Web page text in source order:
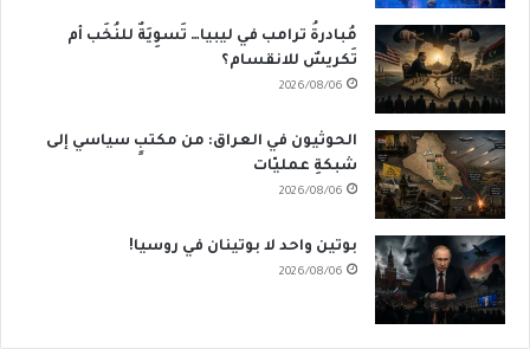
مُبادرةُ ترامب في ليبيا… تَسوِيَةٌ للنُخَب أم
تَكريسٌ للانقسام؟
2026/08/06
الحوثيون في العراق: من مكتبٍ سياسي إلى
شبكةِ عمليّات
2026/08/06
بوتين واحد لا بوتينان في روسيا!
2026/08/06